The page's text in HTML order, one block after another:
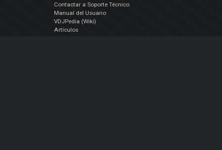
Contactar a Soporte Técnico
Manual del Usuario
VDJPedia (Wiki)
Artículos